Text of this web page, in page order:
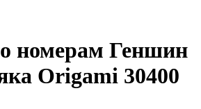
номерам Геншин
Origami 30400